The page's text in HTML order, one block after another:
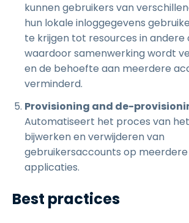
kunnen gebruikers van
hun lokale inloggegevens
te krijgen tot resources in andere
waardoor samenwerking wordt
en de behoefte aan meerdere
verminderd.
Provisioning and de-
Automatiseert het proces van
bijwerken en verwijderen van
gebruikersaccounts op
applicaties.
Best practices